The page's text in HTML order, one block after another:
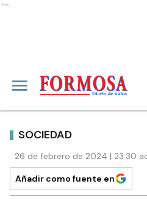
Ads
SOCIEDAD
26 de febrero de 2024 | 23:30
Añadir como fuente en